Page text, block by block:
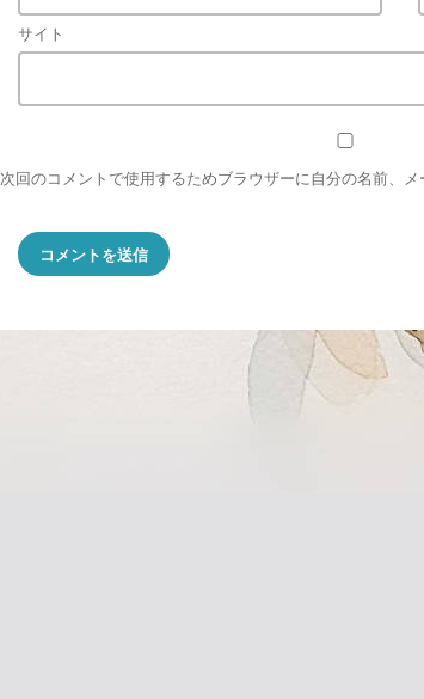
サイト
次回のコメントで使用するためブラウザーに自分の名前、メ